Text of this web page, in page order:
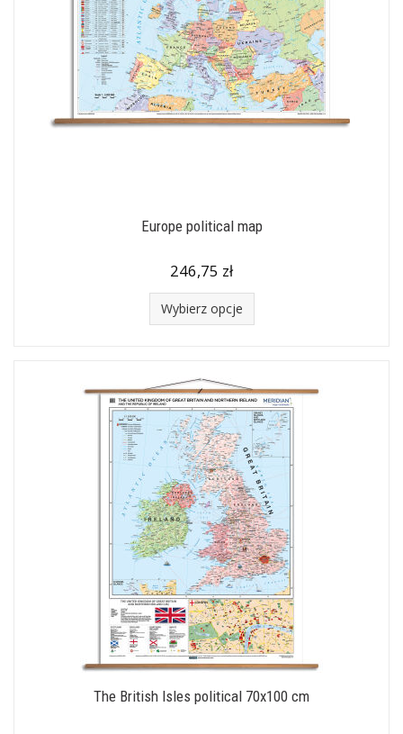
Europe political map
246,75 zł
Wybierz opcje
The British Isles political 70x100 cm